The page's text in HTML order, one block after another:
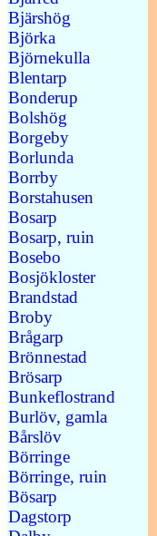
Bjärshög
Björka
Björnekulla
Blentarp
Bonderup
Bolshög
Borgeby
Borlunda
Borrby
Borstahusen
Bosarp
Bosarp, ruin
Bosebo
Bosjökloster
Brandstad
Broby
Brågarp
Brönnestad
Brösarp
Bunkeflostrand
Burlöv, gamla
Bårslöv
Börringe
Börringe, ruin
Bösarp
Dagstorp